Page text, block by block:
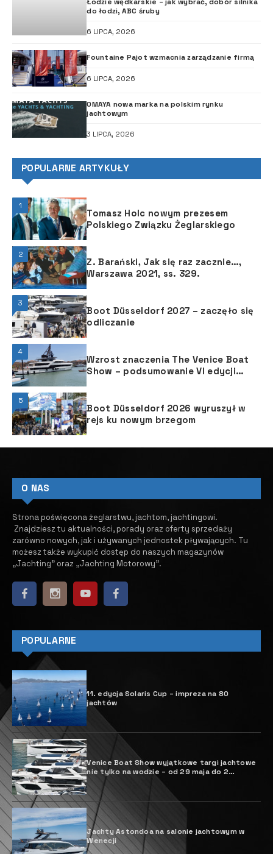
do łodzi, ABC śruby
6 LIPCA, 2026
Fountaine Pajot wzmacnia zarządzanie firmą
6 LIPCA, 2026
OMAYA nowa marka na polskim rynku
jachtowym
3 LIPCA, 2026
POPULARNE ARTYKUŁY
1
Tomasz Holc nowym prezesem
Polskiego Związku Żeglarskiego
2
Z. Barański, Jak się raz zacznie…,
Warszawa 2021, ss. 329.
3
Boot Düsseldorf 2027 – zaczęło się
odliczanie
4
Wzrost znaczenia The Venice Boat
Show ­– podsumowanie VI edycji
5
Boot Düsseldorf 2026 wyruszył w
rejs ku nowym brzegom
O NAS
Strona poświęcona żeglarstwu, jachtom, jachtingowi.
Znajdziesz tu aktualności, porady oraz oferty sprzedaży
zarówno nowych, jak i używanych jednostek pływających. ​ Tu
możesz także wykupić dostęp do naszych magazynów
„Jachting” oraz „Jachting Motorowy”.
POPULARNE
11. edycja Solaris Cup – impreza na 80
jachtów
Venice Boat Show wyjątkowe targi jachtowe
nie tylko na wodzie – od 29 maja do 2
czerwca 2025 r.
Jachty Astondoa na salonie jachtowym w
Wenecji